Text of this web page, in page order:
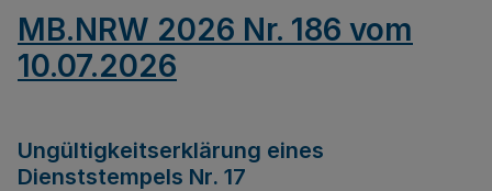
MB.NRW 2026 Nr. 186 vom
10.07.2026
Ungültigkeitserklärung eines
Dienststempels Nr. 17